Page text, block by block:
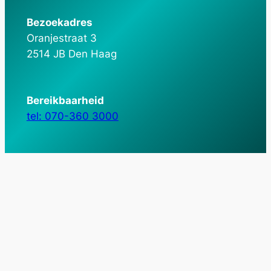
Bezoekadres
Oranjestraat 3
2514 JB Den Haag
Bereikbaarheid
tel: 070-360 3000